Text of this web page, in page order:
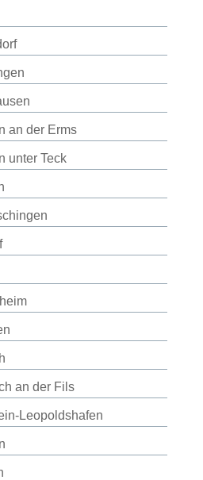
an der Erms
unter Teck
an der Fils
Leopoldshafen